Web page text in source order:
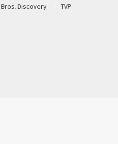
Bros. Discovery TVP